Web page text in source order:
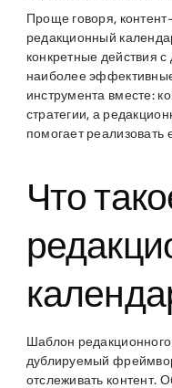
Проще говоря,
редакционный
конкретные действия
наиболее
инструмента вместе:
стратегии, а
помогает реализовать
Что
Шаблон
дублируемый
отслеживать контент.